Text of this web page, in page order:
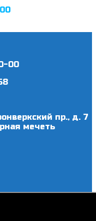
00
пр., д. 7
мечеть